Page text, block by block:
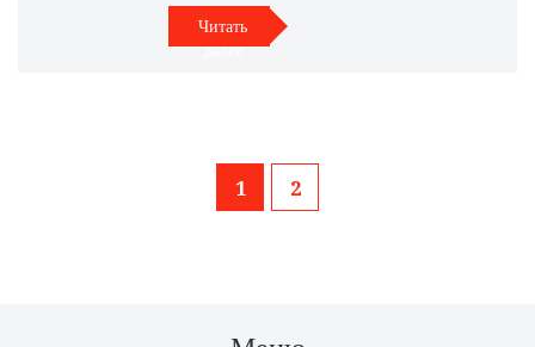
Читать
далее
1 2